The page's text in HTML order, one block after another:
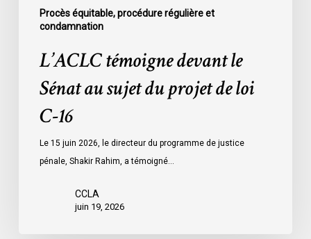
Procès équitable, procédure régulière et
condamnation
L’ACLC témoigne devant le
Sénat au sujet du projet de loi
C-16
Le 15 juin 2026, le directeur du programme de justice
pénale, Shakir Rahim, a témoigné…
CCLA
juin 19, 2026